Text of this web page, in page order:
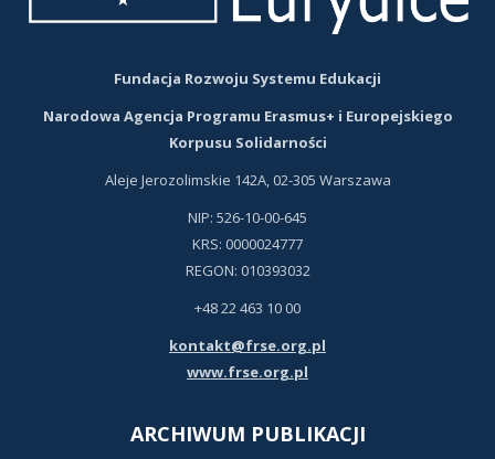
Fundacja Rozwoju Systemu Edukacji
Narodowa Agencja Programu Erasmus+ i Europejskiego
Korpusu Solidarności
Aleje Jerozolimskie 142A, 02-305 Warszawa
NIP: 526-10-00-645
KRS: 0000024777
REGON: 010393032
+48 22 463 10 00
kontakt@frse.org.pl
www.frse.org.pl
ARCHIWUM PUBLIKACJI